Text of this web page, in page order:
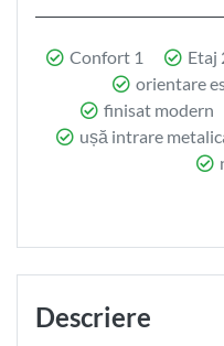
Confort 1 Etaj
orientare
finisat modern
ușă intrare
Descriere